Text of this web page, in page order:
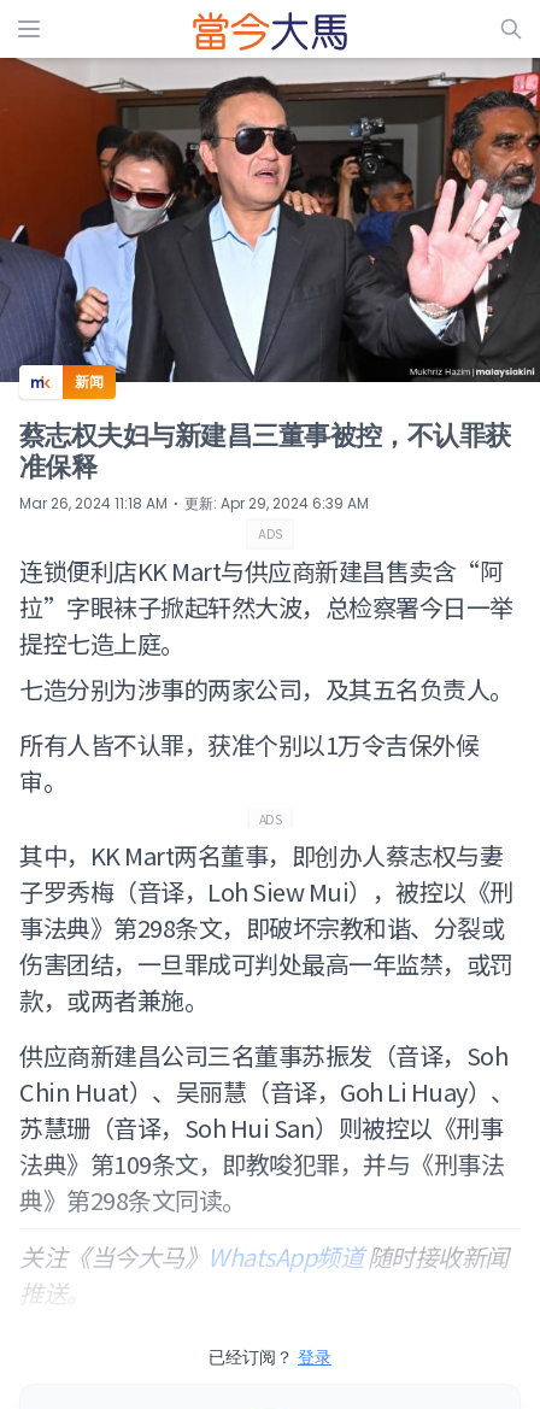
ADS
新闻
蔡志权夫妇与新建昌三董事被控，不认罪获
准保释
Mar 26, 2024 11:18 AM ⋅ 更新: Apr 29, 2024 6:39 AM
ADS
连锁便利店KK Mart与供应商新建昌售卖含“阿
拉”字眼袜子掀起轩然大波，总检察署今日一举
提控七造上庭。
七造分别为涉事的两家公司，及其五名负责人。
所有人皆不认罪，获准个别以1万令吉保外候
审。
ADS
其中，KK Mart两名董事，即创办人蔡志权与妻
子罗秀梅（音译，Loh Siew Mui），被控以《刑
事法典》第298条文，即破坏宗教和谐、分裂或
伤害团结，一旦罪成可判处最高一年监禁，或罚
款，或两者兼施。
供应商新建昌公司三名董事苏振发（音译，Soh
Chin Huat）、吴丽慧（音译，Goh Li Huay）、
苏慧珊（音译，Soh Hui San）则被控以《刑事
法典》第109条文，即教唆犯罪，并与《刑事法
典》第298条文同读。
关注《当今大马》 WhatsApp频道随时接收新闻
推送。
已经订阅？ 登录